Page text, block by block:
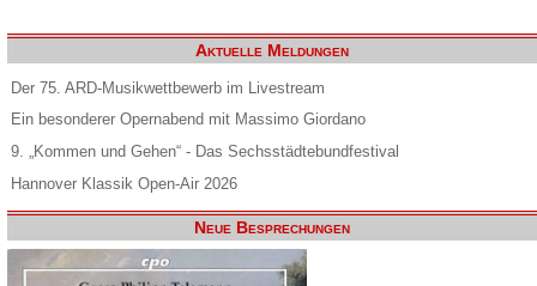
Aktuelle Meldungen
Der 75. ARD-Musikwettbewerb im Livestream
Ein besonderer Opernabend mit Massimo Giordano
9. „Kommen und Gehen“ - Das Sechsstädtebundfestival
Hannover Klassik Open-Air 2026
Neue Besprechungen